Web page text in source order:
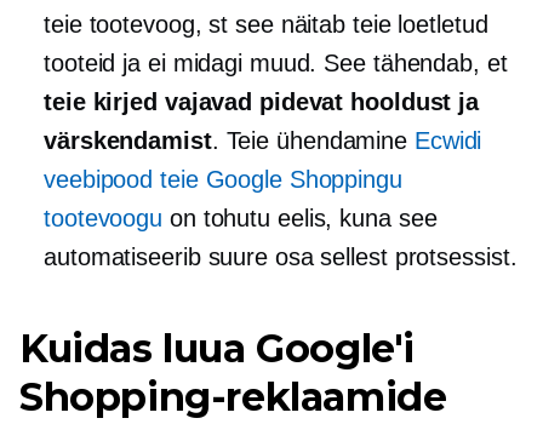
teie tootevoog, st see näitab teie loetletud
tooteid ja ei midagi muud. See tähendab, et
teie kirjed vajavad pidevat hooldust ja
värskendamist. Teie ühendamine Ecwidi
veebipood teie Google Shoppingu
tootevoogu on tohutu eelis, kuna see
automatiseerib suure osa sellest protsessist.
Kuidas luua Google'i
Shopping-reklaamide